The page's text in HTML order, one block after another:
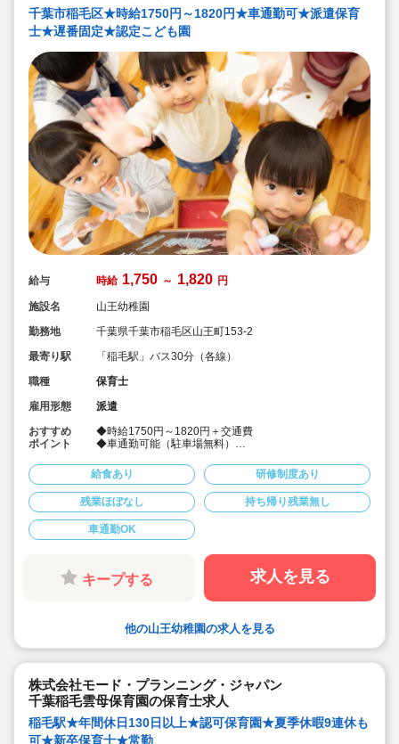
千葉市稲毛区★時給1750円～1820円★車通勤可★派遣保育
士★遅番固定★認定こども園
給与 時給 1,750 ～ 1,820 円
施設名
山王幼稚園
勤務地
千葉県千葉市稲毛区山王町153-2
最寄り駅
「稲毛駅」バス30分（各線）
職種
保育士
雇用形態
派遣
おすすめ
ポイント
◆時給1750円～1820円＋交通費
◆車通勤可能（駐車場無料）
◆皆勤手当あり♪
◆派遣でのお仕事
◆週4～5日
◆遅番固定（12:30～18:30）
給食あり 研修制度あり
残業ほぼなし 持ち帰り残業無し
車通勤OK
キープする 求人を見る
他の山王幼稚園の求人を見る
株式会社モード・プランニング・ジャパン
千葉稲毛雲母保育園の保育士求人
稲毛駅★年間休日130日以上★認可保育園★夏季休暇9連休も
可★新卒保育士★常勤